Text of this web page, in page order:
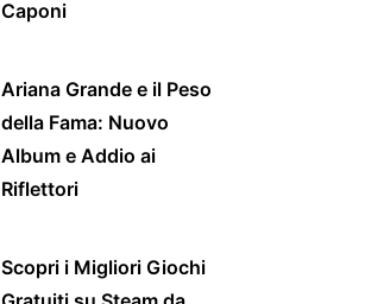
Caponi
Ariana Grande e il Peso
della Fama: Nuovo
Album e Addio ai
Riflettori
Scopri i Migliori Giochi